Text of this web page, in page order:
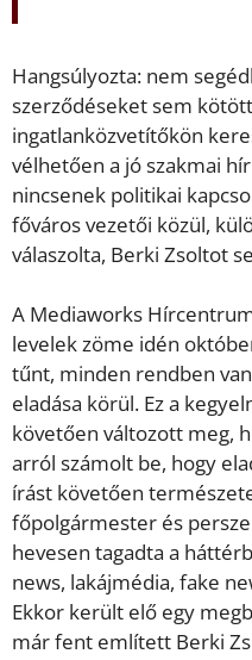
Hangsúlyozta: nem
szerződéseket sem
ingatlanközvetítőkön
vélhetően a jó szakmai
nincsenek politikai
főváros vezetői közül,
válaszolta, Berki Zsoltot
A Mediaworks
levelek zöme idén
tűnt, minden rendben
eladása körül. Ez a
követően változott meg,
arról számolt be, hogy
írást követően
főpolgármester és
hevesen tagadta a
news, lakájmédia, fake
Ekkor került elő egy
már fent említett Berki